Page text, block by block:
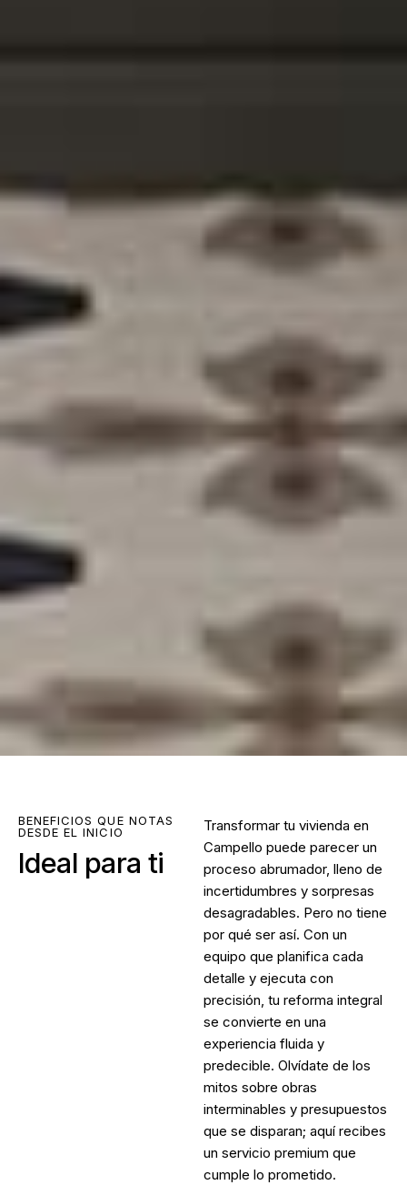
BENEFICIOS QUE NOTAS
DESDE EL INICIO
Ideal para ti
Transformar tu vivienda en
Campello puede parecer un
proceso abrumador, lleno de
incertidumbres y sorpresas
desagradables. Pero no tiene
por qué ser así. Con un
equipo que planifica cada
detalle y ejecuta con
precisión, tu reforma integral
se convierte en una
experiencia fluida y
predecible. Olvídate de los
mitos sobre obras
interminables y presupuestos
que se disparan; aquí recibes
un servicio premium que
cumple lo prometido.